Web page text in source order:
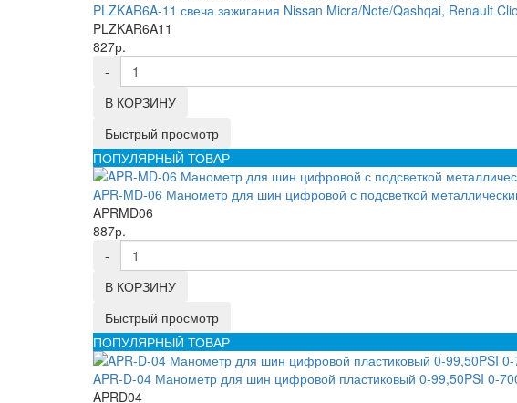
PLZKAR6A-11 свеча зажигания Nissan Micra/Note/Qashqai, Renault
PLZKAR6A11
827р.
-
В КОРЗИНУ
Быстрый просмотр
ПОПУЛЯРНЫЙ ТОВАР
APR-MD-06 Манометр для шин цифровой с подсветкой
APRMD06
887р.
-
В КОРЗИНУ
Быстрый просмотр
ПОПУЛЯРНЫЙ ТОВАР
APR-D-04 Манометр для шин цифровой пластиковый 0-99,50PSI 0-
APRD04